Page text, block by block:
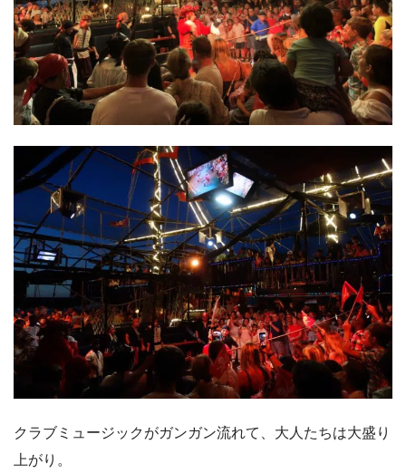
クラブミュージックがガンガン流れて、大人たちは大盛り
上がり。